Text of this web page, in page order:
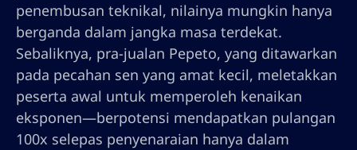
penembusan teknikal, nilainya mungkin hanya
berganda dalam jangka masa terdekat.
Sebaliknya, pra-jualan Pepeto, yang ditawarkan
pada pecahan sen yang amat kecil, meletakkan
peserta awal untuk memperoleh kenaikan
eksponen—berpotensi mendapatkan pulangan
100x selepas penyenaraian hanya dalam